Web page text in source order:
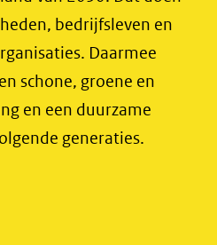
bedrijfsleven en
Daarmee
schone, groene en
en een duurzame
generaties.